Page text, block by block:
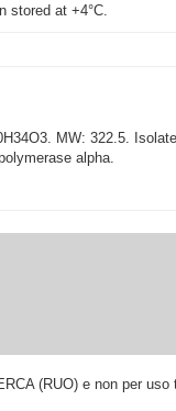
stored at +4°C.
MW: 322.5.
alpha.
(RUO) e non per